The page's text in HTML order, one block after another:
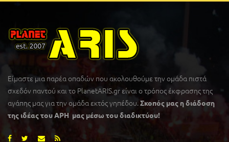
Είμαστε μια παρέα οπαδών που ακολουθούμε την ομάδα πιστά
σχεδόν παντού και το PlanetARIS.gr είναι ο τρόπος έκφρασης της
αγάπης μας για την ομάδα εκτός γηπέδου.Σκοπός μας η διάδοση
της ιδέας του ΑΡΗ μας μέσω του διαδικτύου!